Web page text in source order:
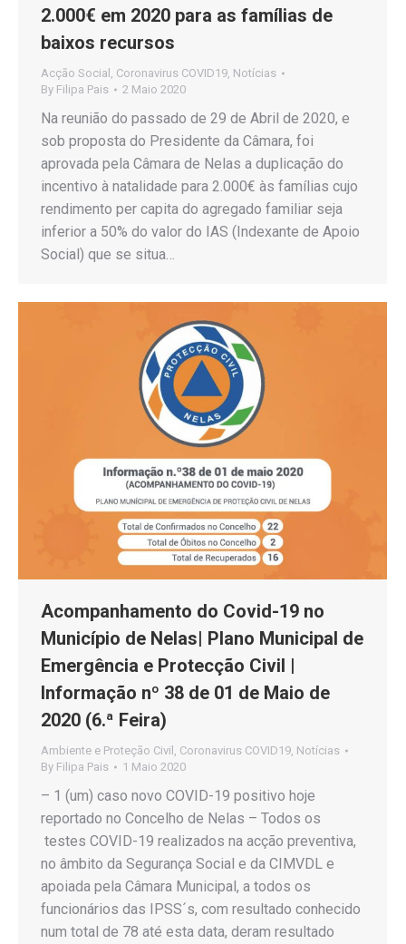
2.000€ em 2020 para as famílias de
baixos recursos
Acção Social Coronavirus COVID19 Notícias
By Filipa Pais 2 Maio 2020
Na reunião do passado de 29 de Abril de 2020, e
sob proposta do Presidente da Câmara, foi
aprovada pela Câmara de Nelas a duplicação do
incentivo à natalidade para 2.000€ às famílias cujo
rendimento per capita do agregado familiar seja
inferior a 50% do valor do IAS (Indexante de Apoio
Social) que se situa…
Acompanhamento do Covid-19 no
Município de Nelas| Plano Municipal de
Emergência e Protecção Civil |
Informação nº 38 de 01 de Maio de
2020 (6.ª Feira)
Ambiente e Proteção Civil Coronavirus COVID19 Notícias
By Filipa Pais 1 Maio 2020
– 1 (um) caso novo COVID-19 positivo hoje
reportado no Concelho de Nelas – Todos os
testes COVID-19 realizados na acção preventiva,
no âmbito da Segurança Social e da CIMVDL e
apoiada pela Câmara Municipal, a todos os
funcionários das IPSS´s, com resultado conhecido
num total de 78 até esta data, deram resultado